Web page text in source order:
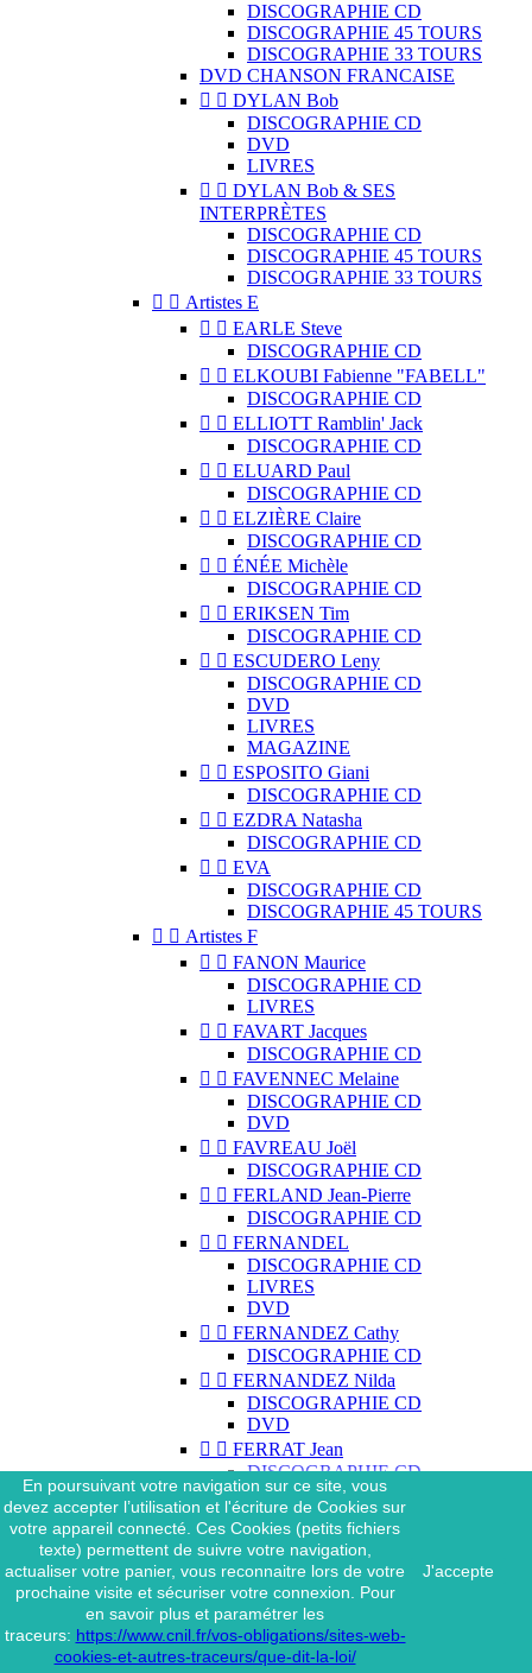
DISCOGRAPHIE CD
DISCOGRAPHIE 45 TOURS
DISCOGRAPHIE 33 TOURS
DVD CHANSON FRANCAISE
  DYLAN Bob
DISCOGRAPHIE CD
DVD
LIVRES
  DYLAN Bob & SES
INTERPRÈTES
DISCOGRAPHIE CD
DISCOGRAPHIE 45 TOURS
DISCOGRAPHIE 33 TOURS
  Artistes E
  EARLE Steve
DISCOGRAPHIE CD
  ELKOUBI Fabienne "FABELL"
DISCOGRAPHIE CD
  ELLIOTT Ramblin' Jack
DISCOGRAPHIE CD
  ELUARD Paul
DISCOGRAPHIE CD
  ELZIÈRE Claire
DISCOGRAPHIE CD
  ÉNÉE Michèle
DISCOGRAPHIE CD
  ERIKSEN Tim
DISCOGRAPHIE CD
  ESCUDERO Leny
DISCOGRAPHIE CD
DVD
LIVRES
MAGAZINE
  ESPOSITO Giani
DISCOGRAPHIE CD
  EZDRA Natasha
DISCOGRAPHIE CD
  EVA
DISCOGRAPHIE CD
DISCOGRAPHIE 45 TOURS
  Artistes F
  FANON Maurice
DISCOGRAPHIE CD
LIVRES
  FAVART Jacques
DISCOGRAPHIE CD
  FAVENNEC Melaine
DISCOGRAPHIE CD
DVD
  FAVREAU Joël
DISCOGRAPHIE CD
  FERLAND Jean-Pierre
DISCOGRAPHIE CD
  FERNANDEL
DISCOGRAPHIE CD
LIVRES
DVD
  FERNANDEZ Cathy
DISCOGRAPHIE CD
  FERNANDEZ Nilda
DISCOGRAPHIE CD
DVD
  FERRAT Jean
DISCOGRAPHIE CD
DISCOGRAPHIE 45 TOURS
DISCOGRAPHIE 33 TOURS
DVD
MAGAZINE
  FERRAT Jean & SES
INTERPRÈTES
DISCOGRAPHIE CD
  FERRÉ Léo
En poursuivant votre navigation sur ce site, vous
devez accepter l’utilisation et l'écriture de Cookies sur
votre appareil connecté. Ces Cookies (petits fichiers
texte) permettent de suivre votre navigation,
actualiser votre panier, vous reconnaitre lors de votre
prochaine visite et sécuriser votre connexion. Pour
en savoir plus et paramétrer les
traceurs: https://www.cnil.fr/vos-obligations/sites-web-
cookies-et-autres-traceurs/que-dit-la-loi/
J'accepte